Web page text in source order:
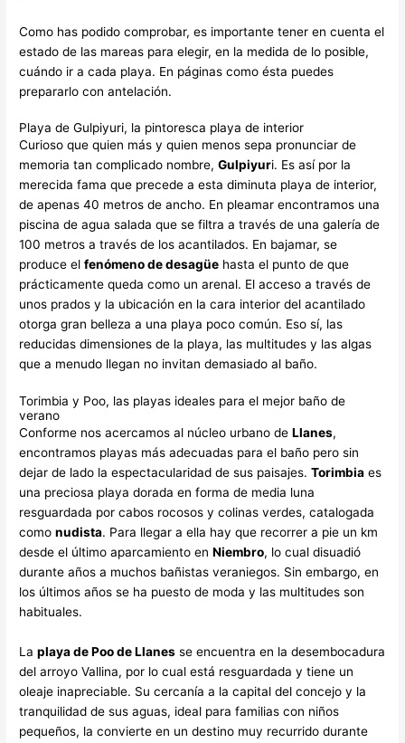
Como has podido comprobar, es importante tener en cuenta el
estado de las mareas para elegir, en la medida de lo posible,
cuándo ir a cada playa. En páginas como ésta puedes
prepararlo con antelación.
Playa de Gulpiyuri, la pintoresca playa de interior
Curioso que quien más y quien menos sepa pronunciar de
memoria tan complicado nombre,Gulpiyuri. Es así por la
merecida fama que precede a esta diminuta playa de interior,
de apenas 40 metros de ancho. En pleamar encontramos una
piscina de agua salada que se filtra a través de una galería de
100 metros a través de los acantilados. En bajamar, se
produce elfenómeno de desagüe hasta el punto de que
prácticamente queda como un arenal. El acceso a través de
unos prados y la ubicación en la cara interior del acantilado
otorga gran belleza a una playa poco común. Eso sí, las
reducidas dimensiones de la playa, las multitudes y las algas
que a menudo llegan no invitan demasiado al baño.
Torimbia y Poo, las playas ideales para el mejor baño de
verano
Conforme nos acercamos al núcleo urbano deLlanes,
encontramos playas más adecuadas para el baño pero sin
dejar de lado la espectacularidad de sus paisajes.Torimbia es
una preciosa playa dorada en forma de media luna
resguardada por cabos rocosos y colinas verdes, catalogada
comonudista. Para llegar a ella hay que recorrer a pie un km
desde el último aparcamiento enNiembro, lo cual disuadió
durante años a muchos bañistas veraniegos. Sin embargo, en
los últimos años se ha puesto de moda y las multitudes son
habituales.
Laplaya de Poo de Llanes se encuentra en la desembocadura
del arroyo Vallina, por lo cual está resguardada y tiene un
oleaje inapreciable. Su cercanía a la capital del concejo y la
tranquilidad de sus aguas, ideal para familias con niños
pequeños, la convierte en un destino muy recurrido durante